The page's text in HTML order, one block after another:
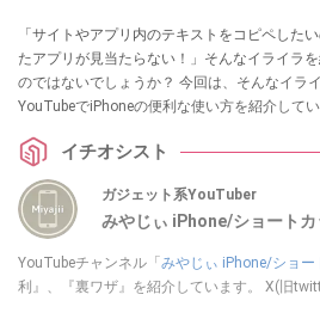
「サイトやアプリ内のテキストをコピペした
たアプリが見当たらない！」そんなイライラ
のではないでしょうか？ 今回は、そんなイラ
YouTubeでiPhoneの便利な使い方を紹介して
方は、ぜひ動画と合わせてチェックしてみて
イチオシスト
ガジェット系YouTuber
みやじぃ iPhone/ショートカ
YouTubeチャンネル「 みやじぃ iPhone/ショー
利』、『裏ワザ』を